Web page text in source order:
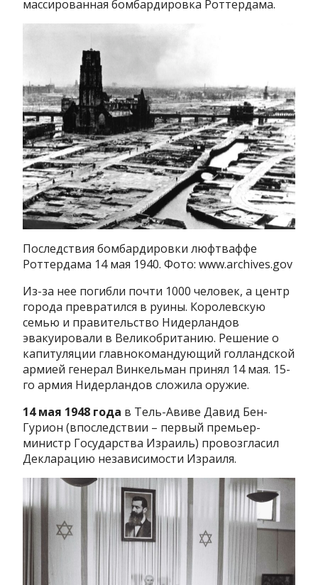
массированная бомбардировка Роттердама.
Последствия бомбардировки люфтваффе
Роттердама 14 мая 1940. Фото: www.archives.gov
Из-за нее погибли почти 1000 человек, а центр
города превратился в руины. Королевскую
семью и правительство Нидерландов
эвакуировали в Великобританию. Решение о
капитуляции главнокомандующий голландской
армией генерал Винкельман принял 14 мая. 15-
го армия Нидерландов сложила оружие.
14 мая 1948 года в Тель-Авиве Давид Бен-
Гурион (впоследствии – первый премьер-
министр Государства Израиль) провозгласил
Декларацию независимости Израиля.